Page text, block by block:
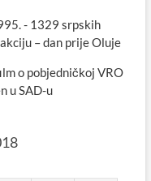
- 1329 srpskih
– dan prije Oluje
o pobjedničkoj VRO
u SAD-u